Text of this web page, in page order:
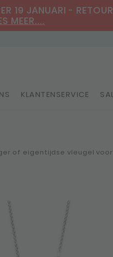
19 JANUARI -
MEER....
KLANTENSERVICE
of eigentijdse vleugel